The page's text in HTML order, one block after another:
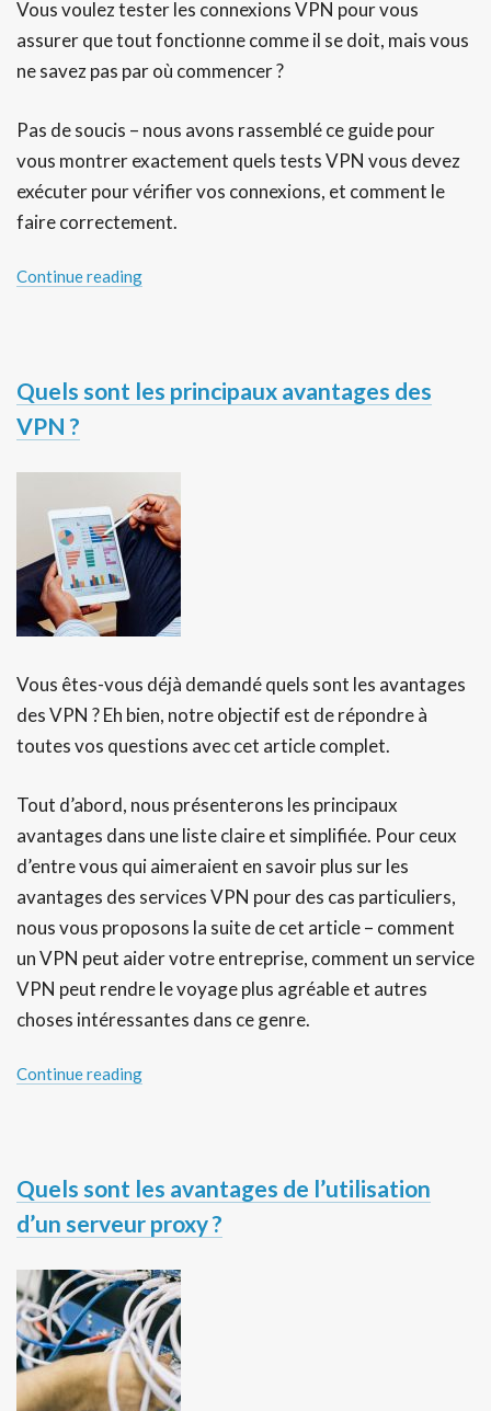
Vous voulez tester les connexions VPN pour vous
assurer que tout fonctionne comme il se doit, mais vous
ne savez pas par où commencer ?
Pas de soucis – nous avons rassemblé ce guide pour
vous montrer exactement quels tests VPN vous devez
exécuter pour vérifier vos connexions, et comment le
faire correctement.
Continue reading
Quels sont les principaux avantages des
VPN ?
Vous êtes-vous déjà demandé quels sont les avantages
des VPN ? Eh bien, notre objectif est de répondre à
toutes vos questions avec cet article complet.
Tout d’abord, nous présenterons les principaux
avantages dans une liste claire et simplifiée. Pour ceux
d’entre vous qui aimeraient en savoir plus sur les
avantages des services VPN pour des cas particuliers,
nous vous proposons la suite de cet article – comment
un VPN peut aider votre entreprise, comment un service
VPN peut rendre le voyage plus agréable et autres
choses intéressantes dans ce genre.
Continue reading
Quels sont les avantages de l’utilisation
d’un serveur proxy ?